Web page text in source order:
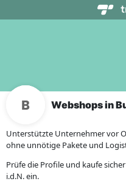
Webshops in
Unterstützte Unternehmer vor
ohne unnötige Pakete und
Prüfe die Profile und kaufe
i.d.N. ein.